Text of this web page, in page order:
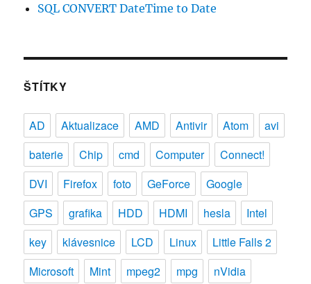
SQL CONVERT DateTime to Date
ŠTÍTKY
AD Aktualizace AMD Antivir Atom
avi
baterie
Chip cmd Computer
Connect!
DVI
Firefox foto GeForce
Google
GPS
grafika HDD HDMI hesla
Intel
key
klávesnice LCD Linux
Little Falls 2
Microsoft
Mint mpeg2 mpg
nVidia